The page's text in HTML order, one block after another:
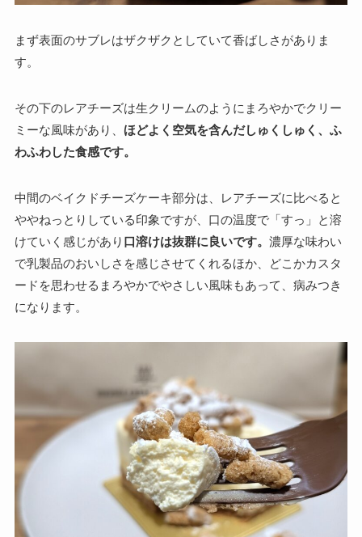
まず表面のサブレはザクザクとしていて香ばしさがありま
す。
その下のレアチーズは生クリームのようにまろやかでクリー
ミーな風味があり、 ほどよく空気を含んだしゅくしゅく、ふ
わふわした食感です。
中間のベイクドチーズケーキ部分は、レアチーズに比べると
ややねっとりしている印象ですが、口の温度で「すっ」と溶
けていく感じがあり 口溶けは抜群に良いです。 濃厚な味わい
で乳製品のおいしさを感じさせてくれるほか、どこかカスタ
ードを思わせるまろやかでやさしい風味もあって、病みつき
になります。